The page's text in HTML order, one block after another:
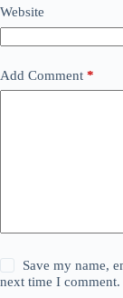
Website
Add Comment *
Save my name,
next time I comment.